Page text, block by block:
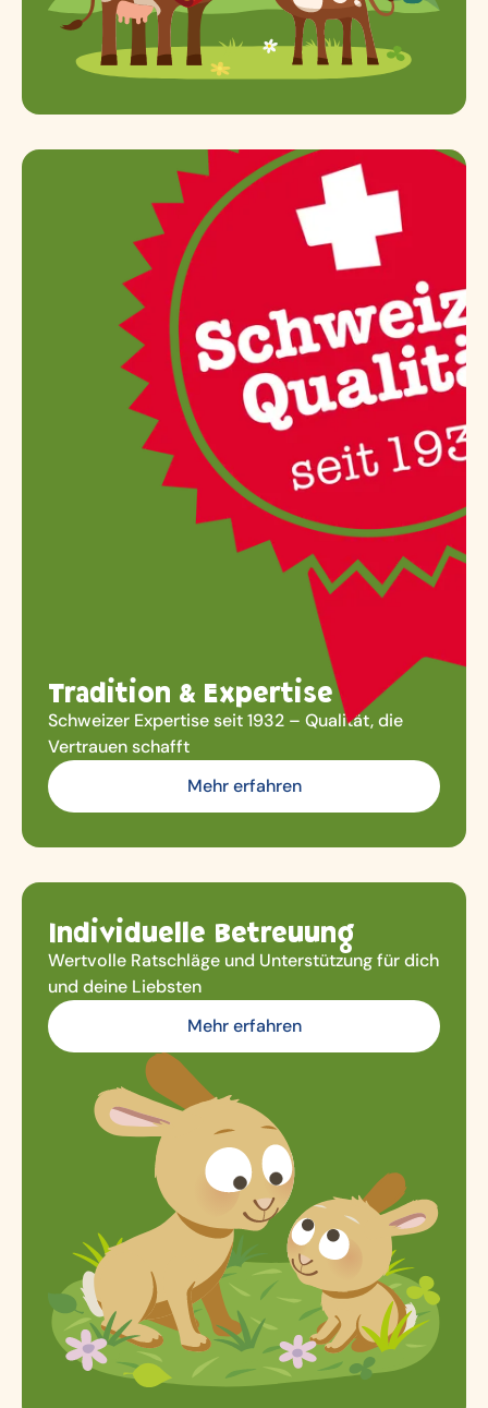
Tradition & Expertise
Schweizer Expertise seit 1932 – Qualität, die
Vertrauen schafft
Mehr erfahren
Individuelle Betreuung
Wertvolle Ratschläge und Unterstützung für dich
und deine Liebsten
Mehr erfahren